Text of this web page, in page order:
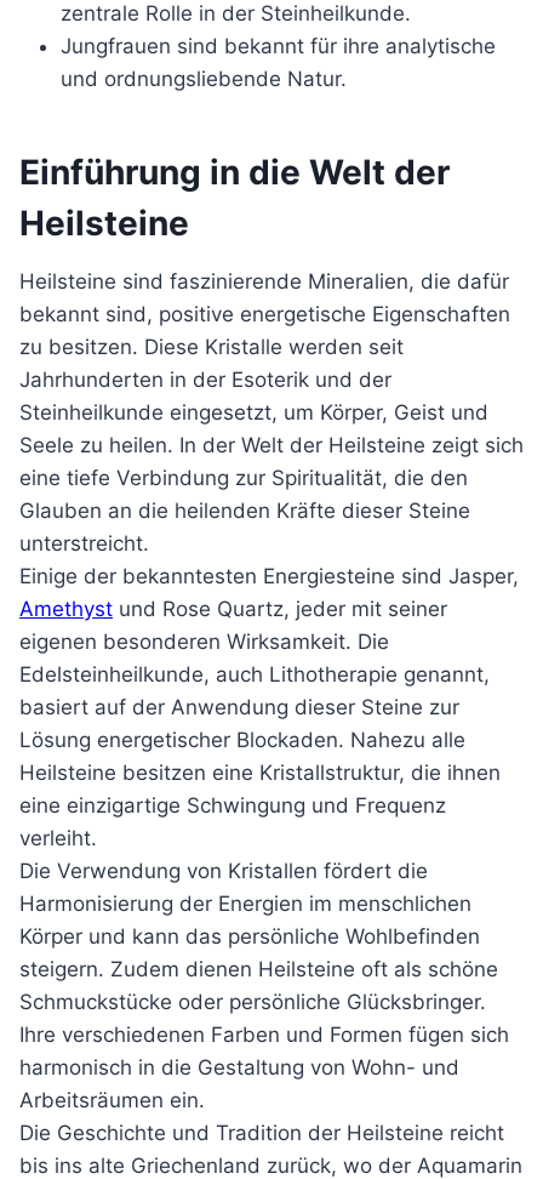
zentrale Rolle in der Steinheilkunde.
Jungfrauen sind bekannt für ihre analytische
und ordnungsliebende Natur.
Einführung in die Welt der
Heilsteine
Heilsteine sind faszinierende Mineralien, die dafür
bekannt sind, positive energetische Eigenschaften
zu besitzen. Diese Kristalle werden seit
Jahrhunderten in der Esoterik und der
Steinheilkunde eingesetzt, um Körper, Geist und
Seele zu heilen. In der Welt der Heilsteine zeigt sich
eine tiefe Verbindung zur Spiritualität, die den
Glauben an die heilenden Kräfte dieser Steine
unterstreicht.
Einige der bekanntesten Energiesteine sind Jasper,
Amethyst und Rose Quartz, jeder mit seiner
eigenen besonderen Wirksamkeit. Die
Edelsteinheilkunde, auch Lithotherapie genannt,
basiert auf der Anwendung dieser Steine zur
Lösung energetischer Blockaden. Nahezu alle
Heilsteine besitzen eine Kristallstruktur, die ihnen
eine einzigartige Schwingung und Frequenz
verleiht.
Die Verwendung von Kristallen fördert die
Harmonisierung der Energien im menschlichen
Körper und kann das persönliche Wohlbefinden
steigern. Zudem dienen Heilsteine oft als schöne
Schmuckstücke oder persönliche Glücksbringer.
Ihre verschiedenen Farben und Formen fügen sich
harmonisch in die Gestaltung von Wohn- und
Arbeitsräumen ein.
Die Geschichte und Tradition der Heilsteine reicht
bis ins alte Griechenland zurück, wo der Aquamarin